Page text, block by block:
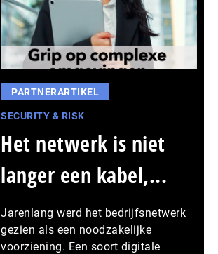
PARTNERARTIKEL
SECURITY & RISK
Het netwerk is niet
langer een kabel,...
Jarenlang werd het bedrijfsnetwerk
gezien als een noodzakelijke
voorziening. Een soort digitale